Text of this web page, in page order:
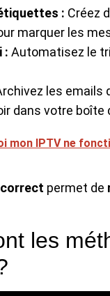
: Créez
marquer les
: Automatisez le
les emails
dans votre boîte
mon IPTV ne
permet de
les